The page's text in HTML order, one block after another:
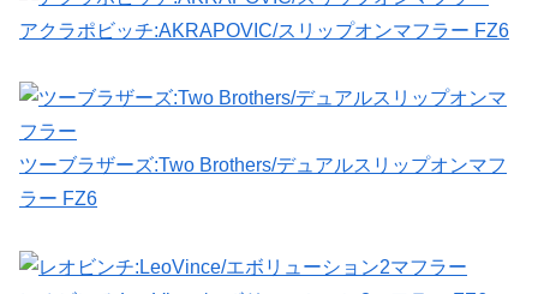
アクラポビッチ:AKRAPOVIC/スリップオンマフラー FZ6
ツーブラザーズ:Two Brothers/デュアルスリップオンマフ
ラー FZ6